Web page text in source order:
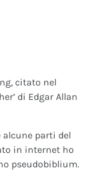
citato nel
di Edgar Allan
parti del
in internet ho
pseudobiblium.